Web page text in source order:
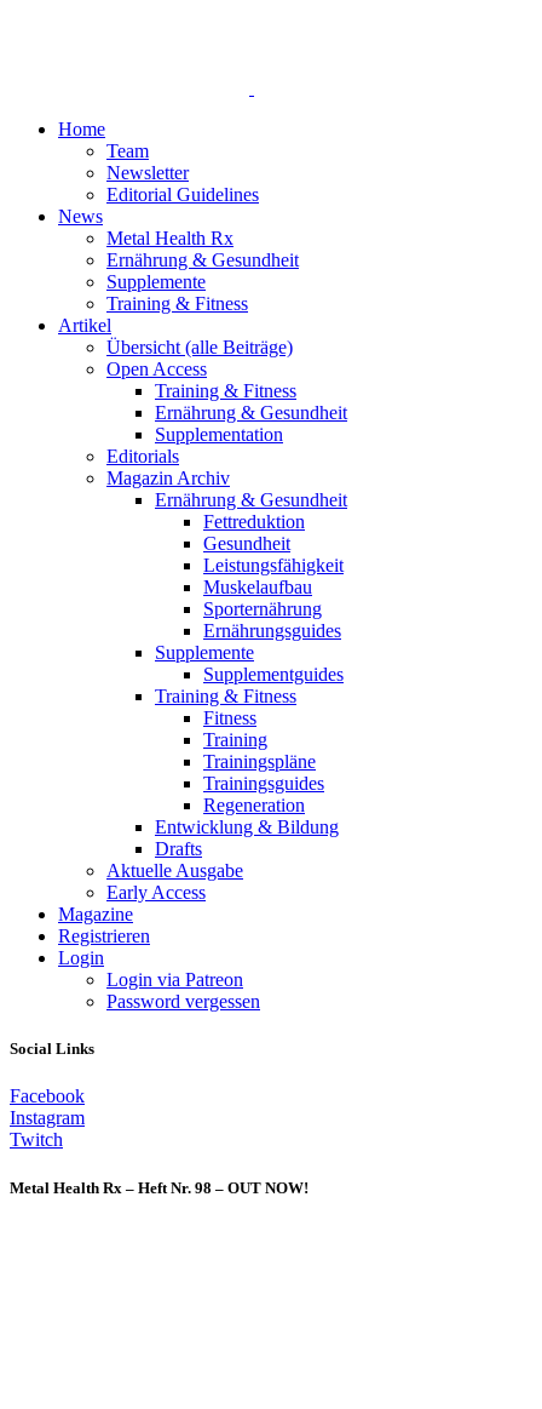
Home
Team
Newsletter
Editorial Guidelines
News
Metal Health Rx
Ernährung & Gesundheit
Supplemente
Training & Fitness
Artikel
Übersicht (alle Beiträge)
Open Access
Training & Fitness
Ernährung & Gesundheit
Supplementation
Editorials
Magazin Archiv
Ernährung & Gesundheit
Fettreduktion
Gesundheit
Leistungsfähigkeit
Muskelaufbau
Sporternährung
Ernährungsguides
Supplemente
Supplementguides
Training & Fitness
Fitness
Training
Trainingspläne
Trainingsguides
Regeneration
Entwicklung & Bildung
Drafts
Aktuelle Ausgabe
Early Access
Magazine
Registrieren
Login
Login via Patreon
Password vergessen
Social Links
Facebook
Instagram
Twitch
Metal Health Rx – Heft Nr. 98 – OUT NOW!